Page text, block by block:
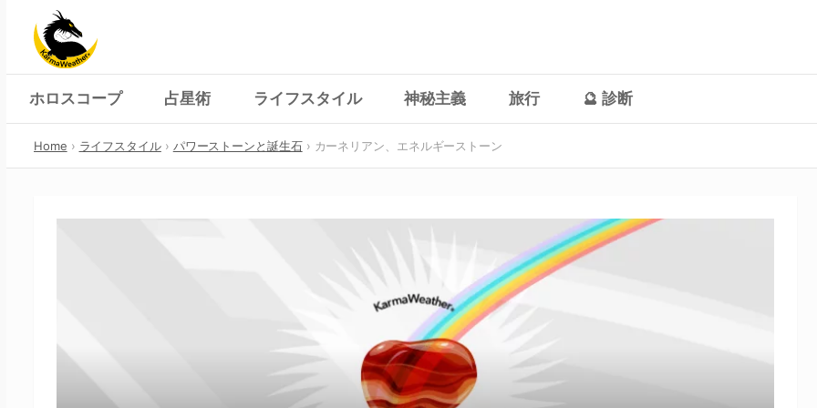
content
ホロスコープ 占星術 ライフスタイル 神秘主義 旅行 🔮 診断
Home ライフスタイル パワーストーンと誕生石 カーネリアン、エネルギーストーン